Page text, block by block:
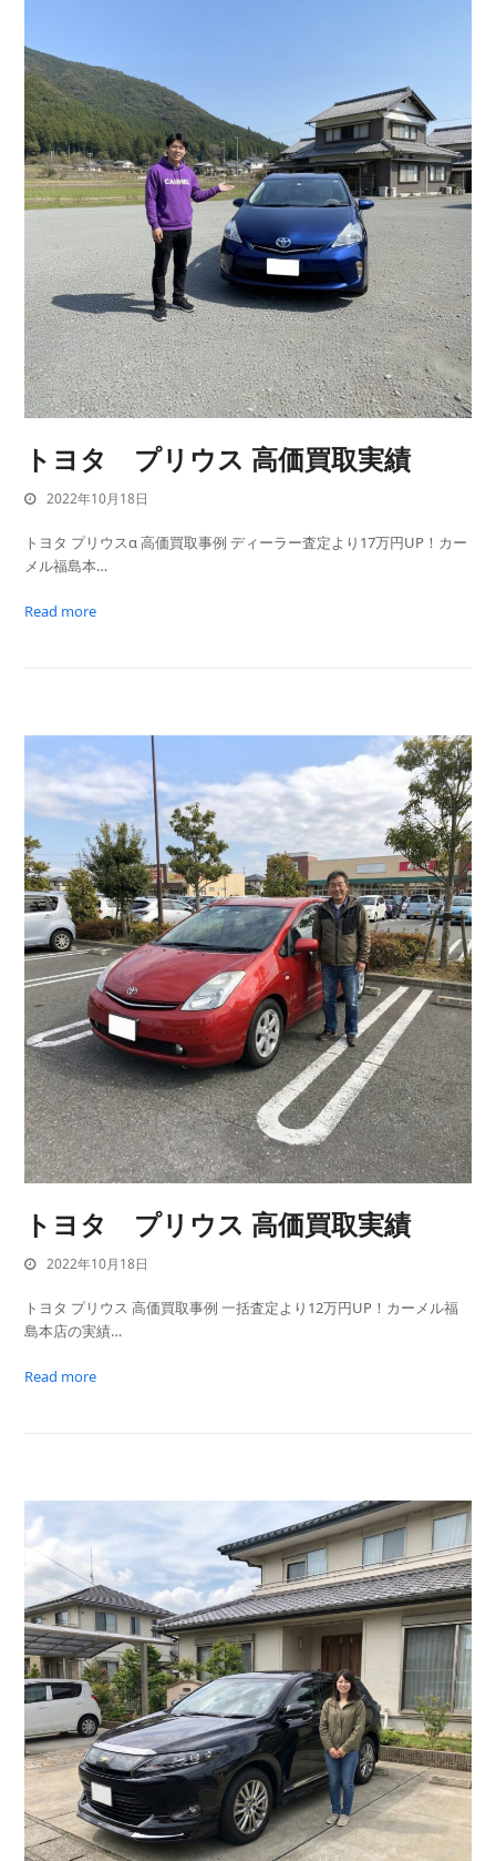
トヨタ プリウス 高価買取実績
2022年10月18日
トヨタ プリウスα 高価買取事例 ディーラー査定より17万円UP！カー
メル福島本…
Read more
トヨタ プリウス 高価買取実績
2022年10月18日
トヨタ プリウス 高価買取事例 一括査定より12万円UP！カーメル福
島本店の実績…
Read more